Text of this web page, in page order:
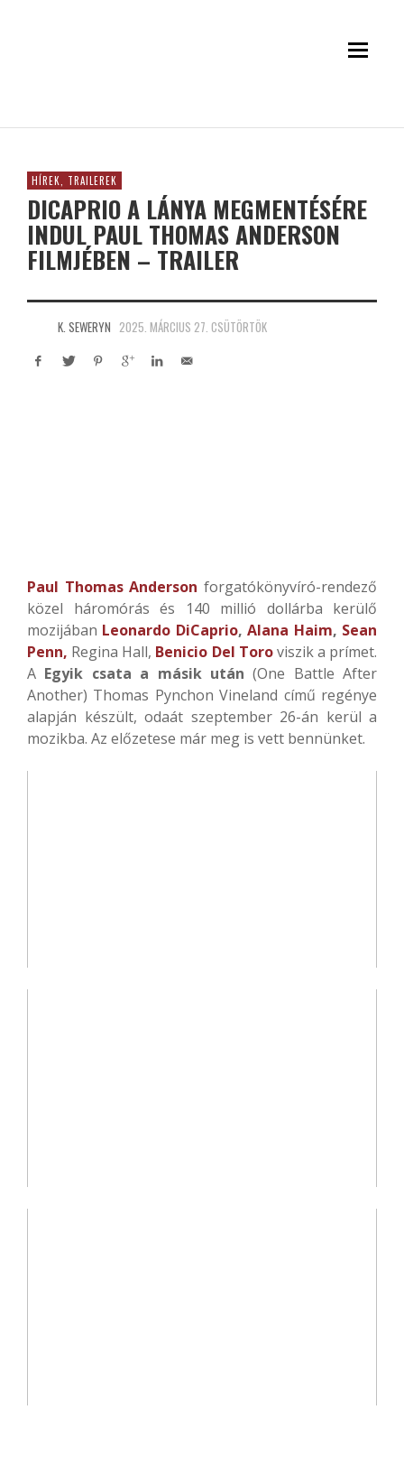
HÍREK, TRAILEREK
DICAPRIO A LÁNYA MEGMENTÉSÉRE
INDUL PAUL THOMAS ANDERSON
FILMJÉBEN – TRAILER
K. SEWERYN 2025. MÁRCIUS 27. CSÜTÖRTÖK
Paul Thomas Anderson forgatókönyvíró-rendező
közel háromórás és 140 millió dollárba kerülő
mozijában Leonardo DiCaprio,Alana Haim, Sean
Penn, Regina Hall, Benicio Del Toroviszik a prímet.
A Egyik csata a másik után (One Battle After
Another) Thomas Pynchon Vineland című regénye
alapján készült, odaát szeptember 26-án kerül a
mozikba. Az előzetese már meg is vett bennünket.